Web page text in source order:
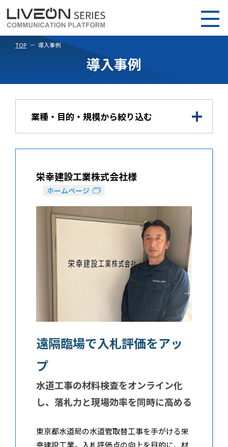
TOP 導入事例
導入事例
業種・目的・規模から絞り込む
栄幸建設工業株式会社様
ホームページ
遠隔臨場で入札評価をアッ
プ
水道工事の材料検査をオンライン化
し、落札力と現場効率を同時に高める
東京都水道局の水道管取替工事を手がける栄
幸建設工業。入札評価点の向上を目的に、材